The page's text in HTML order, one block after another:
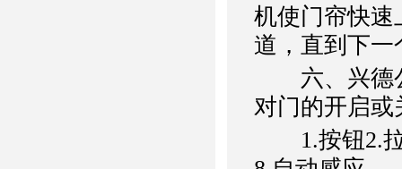
机使门帘快速
道，直到下一
六、兴德公
对门的开启或
1.按钮2.拉